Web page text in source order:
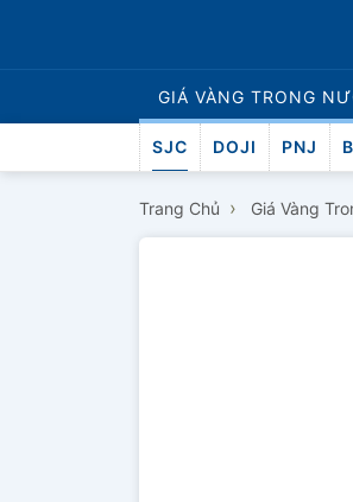
GIÁ VÀNG TRONG
SJC DOJI PNJ
Trang Chủ › Giá Vàng